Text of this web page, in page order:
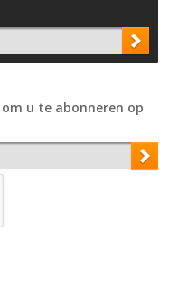
u te abonneren op